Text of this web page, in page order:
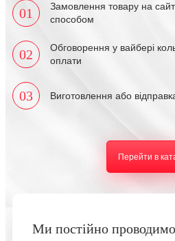
01
Замовлення товару на
способом
02
Обговорення у вайбері
оплати
03 Виготовлення або
Перейти в
Ми постійно проводимо